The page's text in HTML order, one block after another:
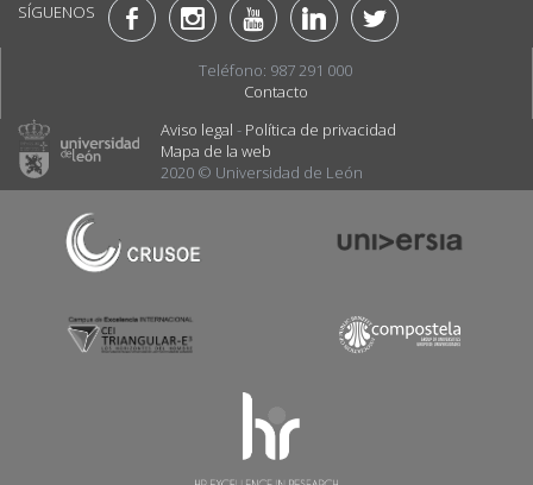
SÍGUENOS
Teléfono: 987 291 000
Contacto
Aviso legal - Política de privacidad
Mapa de la web
2020 © Universidad de León